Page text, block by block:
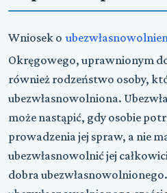
Wniosek o
Okręgowego, uprawnionym
również rodzeństwo osoby,
ubezwłasnowolniona.
może nastąpić, gdy osobie
prowadzenia jej spraw, a nie
ubezwłasnowolnić jej
dobra